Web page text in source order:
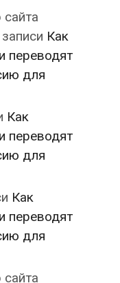
Как
переводят
для
Как
переводят
для
Как
переводят
для